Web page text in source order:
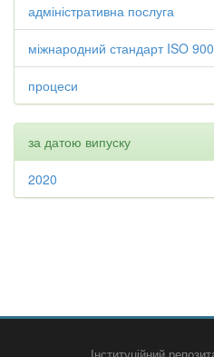
адміністративна послуга
міжнародний стандарт ISO
процеси
за датою випуску
2020